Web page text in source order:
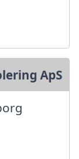
ApS